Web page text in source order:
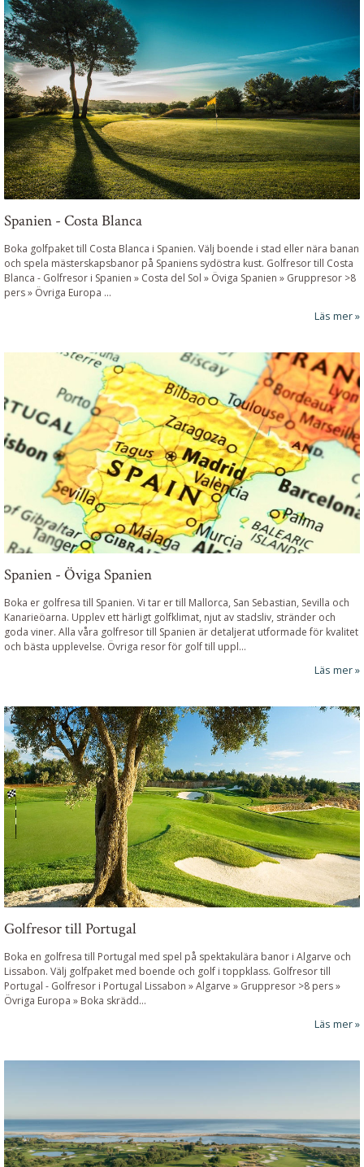
Spanien - Costa Blanca
Boka golfpaket till Costa Blanca i Spanien. Välj boende i stad eller nära banan
och spela mästerskapsbanor på Spaniens sydöstra kust. Golfresor till Costa
Blanca - Golfresor i Spanien » Costa del Sol » Öviga Spanien » Gruppresor >8
pers » Övriga Europa ...
Läs mer
Spanien - Öviga Spanien
Boka er golfresa till Spanien. Vi tar er till Mallorca, San Sebastian, Sevilla och
Kanarieöarna. Upplev ett härligt golfklimat, njut av stadsliv, stränder och
goda viner. Alla våra golfresor till Spanien är detaljerat utformade för kvalitet
och bästa upplevelse. Övriga resor för golf till uppl...
Läs mer
Golfresor till Portugal
Boka en golfresa till Portugal med spel på spektakulära banor i Algarve och
Lissabon. Välj golfpaket med boende och golf i toppklass. Golfresor till
Portugal - Golfresor i Portugal Lissabon » Algarve » Gruppresor >8 pers »
Övriga Europa » Boka skrädd...
Läs mer